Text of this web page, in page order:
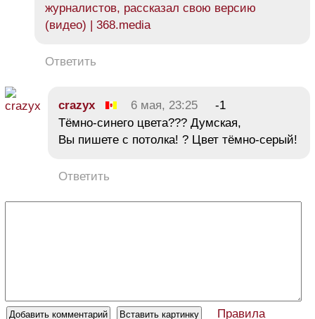
журналистов, рассказал свою версию
(видео) | 368.media
Ответить
crazyx 6 мая, 23:25
-1
Тёмно-синего цвета??? Думская,
Вы пишете с потолка! ? Цвет тёмно-серый!
Ответить
Правила